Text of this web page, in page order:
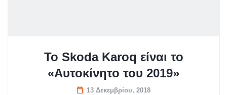
To Skoda Karoq είναι το
«Αυτοκίνητο του 2019»
13 Δεκεμβρίου, 2018